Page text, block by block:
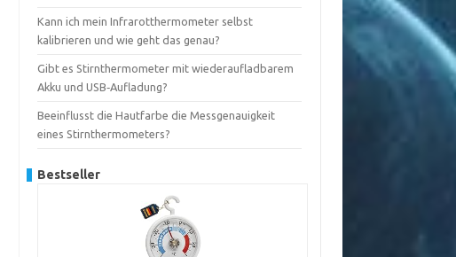
Kann ich mein Infrarotthermometer selbst
kalibrieren und wie geht das genau?
Gibt es Stirnthermometer mit wiederaufladbarem
Akku und USB‑Aufladung?
Beeinflusst die Hautfarbe die Messgenauigkeit
eines Stirnthermometers?
Bestseller